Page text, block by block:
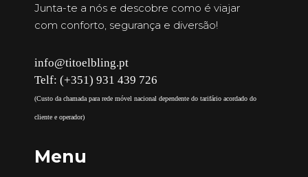
Junta-te a nós e descobre como é viajar
com conforto, segurança e diversão!
info@titoelbling.pt
Telf: (+351) 931 439 726
(Custo da chamada para rede móvel nacional dependente do tarifário acordado do
cliente e operador)
Menu